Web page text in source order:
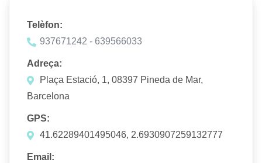
Telèfon:
937671242 - 639566033
Adreça:
Plaça Estació, 1, 08397 Pineda de Mar,
Barcelona
GPS:
41.62289401495046, 2.6930907259132777
Email: